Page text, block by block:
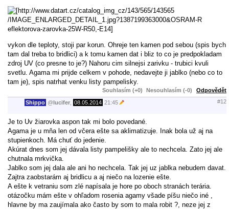
vykon dle teploty, stoji par korun. Ohreje ten kamen pod sebou (spis bych
tam dal treba to bridlici) a k tomu kamen dat i bliz to co je predpokladam
zdroj UV (co presne to je?) Nahoru cim silnejsi zarivku - trubici kvuli
svetlu. Agama mi prijde celkem v pohode, nedavejte ji jablko (nebo co to
tam je), spis natrhat venku listy pampelisky.
Souhlasím (+0) Nesouhlasím (-0) Odpovědět
Shippo @ lucifer 08.05.2014 21:45 #12
Je to Uv žiarovka aspon tak mi bolo povedané.
Agama je u mňa len od včera ešte sa aklimatizuje. Inak bola už aj na
stupienkoch. Má chuť do jedenie.
Akúrat dnes som jej dávala listy pampelišky ale to nechcela. Zato jej ale
chutnala mrkvička.
Jablko som jej dala ale ani ho nechcela. Tak jej uz jablka nebudem davat.
Zajtra zaobstarám aj bridlicu a aj niečo na lozenie ešte.
A ešte k vetraniu som zlé napísala je hore po oboch stranách terária.
otázočku mám ešte v ohľadom rosenia agamy všade píšu niečo iné ,
hlavne by ma zaujímala ako často by som to mala robit ?, neze jej z